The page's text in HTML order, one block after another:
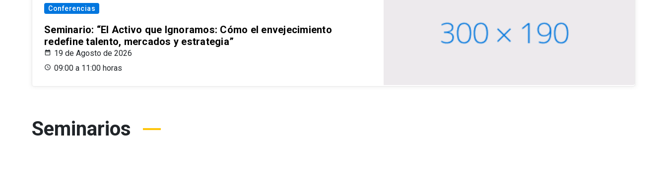
Conferencias
Seminario: “El Activo que Ignoramos: Cómo el envejecimiento
redefine talento, mercados y estrategia”
19 de Agosto de 2026
09:00 a 11:00 horas
Seminarios